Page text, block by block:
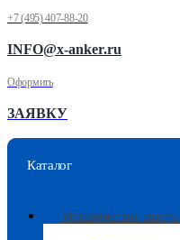
+7 (495) 407-88-20
INFO@x-anker.ru
Оформить
ЗАЯВКУ
Каталог
Механические анкера